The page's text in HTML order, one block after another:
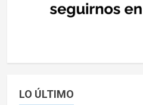
LO ÚLTIMO